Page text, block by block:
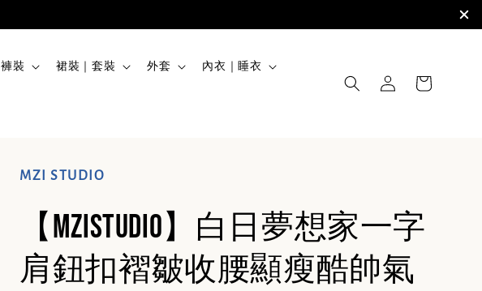
褲裝 裙裝｜套裝 外套 內衣｜睡衣
MZI STUDIO
【MZISTUDIO】白日夢想家一字
肩鈕扣褶皺收腰顯瘦酷帥氣